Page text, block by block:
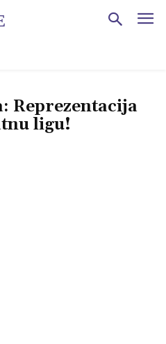
Reprezentacija
ligu!